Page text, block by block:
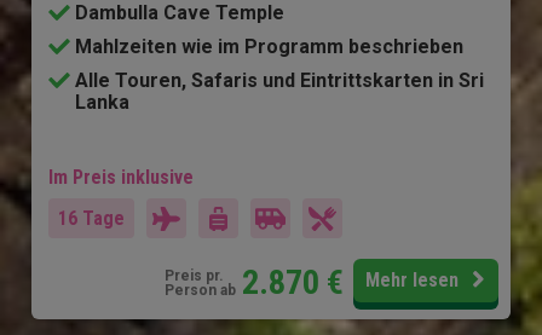
Dambulla Cave Temple
Mahlzeiten wie im Programm beschrieben
Alle Touren, Safaris und Eintrittskarten in Sri
Lanka
Im Preis inklusive
16 Tage
Preis pr.
Person ab 2.870 € Mehr lesen